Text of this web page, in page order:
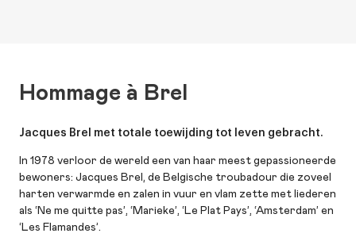
Hommage à Brel
Jacques Brel met totale toewijding tot leven gebracht.
In 1978 verloor de wereld een van haar meest gepassioneerde
bewoners: Jacques Brel, de Belgische troubadour die zoveel
harten verwarmde en zalen in vuur en vlam zette met liederen
als ‘Ne me quitte pas’, ‘Marieke’, ‘Le Plat Pays’, ‘Amsterdam’ en
‘Les Flamandes’.